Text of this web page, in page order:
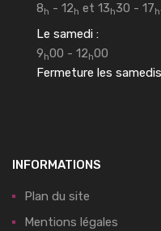
8h - 12h et 13h30 - 17h
Le samedi :
9h00 - 12h00
Fermeture les
INFORMATIONS
Plan du site
Mentions légales